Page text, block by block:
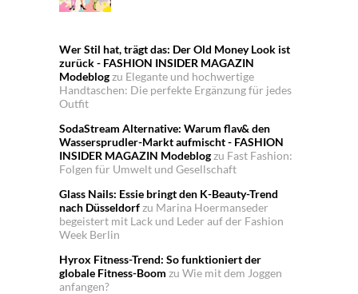
Wer Stil hat, trägt das: Der Old Money Look ist
zurück - FASHION INSIDER MAGAZIN
Modeblogzu Elegante und hochwertige
Handtaschen: Die perfekte Ergänzung für jedes
Outfit
SodaStream Alternative: Warum flav& den
Wassersprudler-Markt aufmischt - FASHION
INSIDER MAGAZIN Modeblogzu Fast Fashion:
Folgen für Umwelt und Gesellschaft
Glass Nails: Essie bringt den K-Beauty-Trend
nach Düsseldorfzu Marina Hoermanseder
begeistert mit Lack und Leder auf der Fashion
Week Berlin
Hyrox Fitness-Trend: So funktioniert der
globale Fitness-Boom zu Wie mit dem Joggen
anfangen?